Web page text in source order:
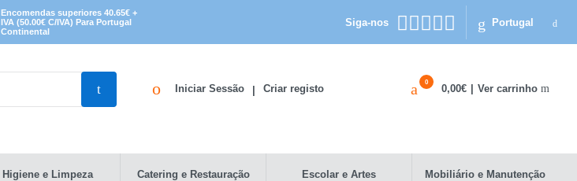
Encomendas superiores 40.65€ +
IVA (50.00€ C/IVA) Para Portugal
Continental
Siga-nos Portugal
Iniciar Sessão Criar registo
0
0,00€ Ver carrinho
Higiene e Limpeza Catering e Restauração Escolar e Artes Mobiliário e Manutenção